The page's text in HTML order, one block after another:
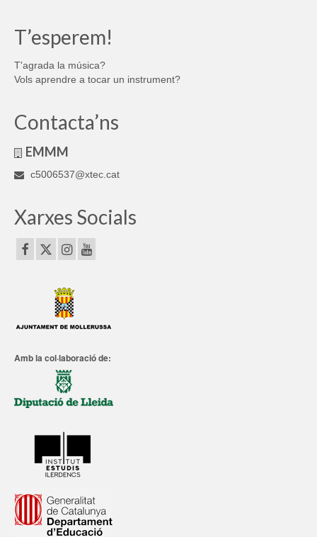
T’esperem!
T'agrada la música?
Vols aprendre a tocar un instrument?
Contacta’ns
EMMM
c5006537@xtec.cat
Xarxes Socials
Amb la col·laboració de: